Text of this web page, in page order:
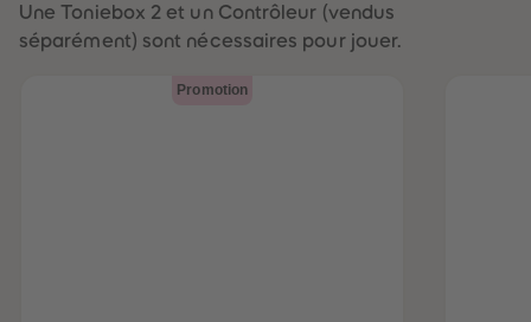
Une Toniebox 2 et un Contrôleur (vendus
séparément) sont nécessaires pour jouer.
Promotion